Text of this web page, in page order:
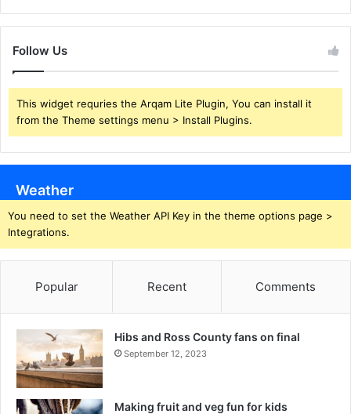
Follow Us
This widget requries the Arqam Lite Plugin, You can install it
from the Theme settings menu > Install Plugins.
Weather
You need to set the Weather API Key in the theme options page >
Integrations.
Popular Recent Comments
Hibs and Ross County fans on final
September 12, 2023
Making fruit and veg fun for kids